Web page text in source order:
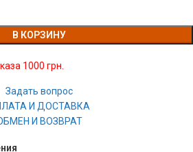
В КОРЗИНУ
1000 грн.
Задать вопрос
И ДОСТАВКА
И ВОЗВРАТ